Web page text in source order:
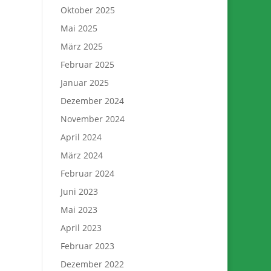
Oktober 2025
Mai 2025
März 2025
Februar 2025
Januar 2025
Dezember 2024
November 2024
April 2024
März 2024
Februar 2024
Juni 2023
Mai 2023
April 2023
Februar 2023
Dezember 2022